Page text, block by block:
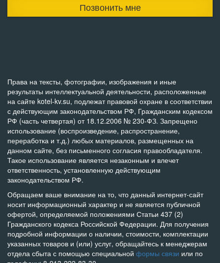
Позвонить мне
Права на тексты, фотографии, изображения и иные
результаты интеллектуальной деятельности, расположенные
на сайте kotel-kv.su, подлежат правовой охране в соответствии
с действующим законодательством РФ, Гражданским кодексом
РФ (часть четвертая) от 18.12.2006 № 230-ФЗ. Запрещено
использование (воспроизведение, распространение,
переработка и т.д.) любых материалов, размещенных на
данном сайте, без письменного согласия правообладателя.
Такое использование является незаконным и влечет
ответственность, установленную действующим
законодательством РФ.
Обращаем ваше внимание на то, что данный интернет-сайт
носит информационный характер и не является публичной
офертой, определяемой положениями Статьи 437 (2)
Гражданского кодекса Российской Федерации. Для получения
подробной информации о наличии, стоимости, комплектации
указанных товаров и (или) услуг, обращайтесь к менеджерам
отдела сбыта с помощью специальной формы связи или по